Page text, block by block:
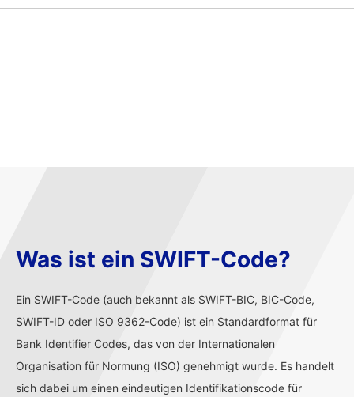
Was ist ein SWIFT-Code?
Ein SWIFT-Code (auch bekannt als SWIFT-BIC, BIC-Code,
SWIFT-ID oder ISO 9362-Code) ist ein Standardformat für
Bank Identifier Codes, das von der Internationalen
Organisation für Normung (ISO) genehmigt wurde. Es handelt
sich dabei um einen eindeutigen Identifikationscode für